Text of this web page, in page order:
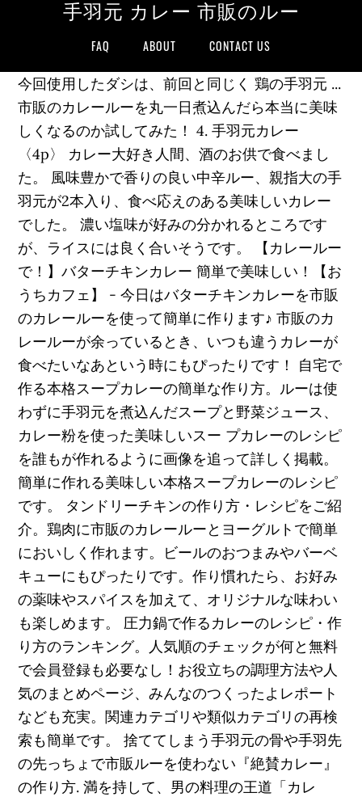
手羽元 カレー 市販のルー
FAQ ABOUT CONTACT US
今回使用したダシは、前回と同じく 鶏の手羽元 ...
市販のカレールーを丸一日煮込んだら本当に美味
しくなるのか試してみた！ 4. 手羽元カレー
〈4p〉 カレー大好き人間、酒のお供で食べまし
た。 風味豊かで香りの良い中辛ルー、親指大の手
羽元が2本入り、食べ応えのある美味しいカレー
でした。 濃い塩味が好みの分かれるところです
が、ライスには良く合いそうです。 【カレールー
で！】バターチキンカレー 簡単で美味しい！【お
うちカフェ】 - 今日はバターチキンカレーを市販
のカレールーを使って簡単に作ります♪ 市販のカ
レールーが余っているとき、いつも違うカレーが
食べたいなあという時にもぴったりです！ 自宅で
作る本格スープカレーの簡単な作り方。ルーは使
わずに手羽元を煮込んだスープと野菜ジュース、
カレー粉を使った美味しいスー プカレーのレシピ
を誰もが作れるように画像を追って詳しく掲載。
簡単に作れる美味しい本格スープカレーのレシピ
です。 タンドリーチキンの作り方・レシピをご紹
介。鶏肉に市販のカレールーとヨーグルトで簡単
においしく作れます。ビールのおつまみやバーベ
キューにもぴったりです。作り慣れたら、お好み
の薬味やスパイスを加えて、オリジナルな味わい
も楽しめます。 圧力鍋で作るカレーのレシピ・作
り方のランキング。人気順のチェックが何と無料
で会員登録も必要なし！お役立ちの調理方法や人
気のまとめページ、みんなのつくったよレポート
なども充実。関連カテゴリや類似カテゴリの再検
索も簡単です。 捨ててしまう手羽元の骨や手羽先
の先っちょで市販ルーを使わない『絶賛カレー』
の作り方. 満を持して、男の料理の王道「カレ